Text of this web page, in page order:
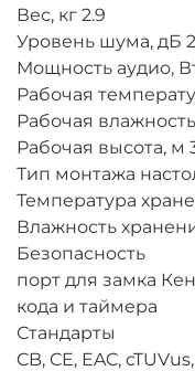
Вес, кг 2.9
Уровень шума, дБ
Мощность аудио,
Рабочая
Рабочая
Рабочая высота, м
Тип монтажа
Температура
Влажность
Безопасность
порт для замка
кода и таймера
Стандарты
CB, CE, EAC,